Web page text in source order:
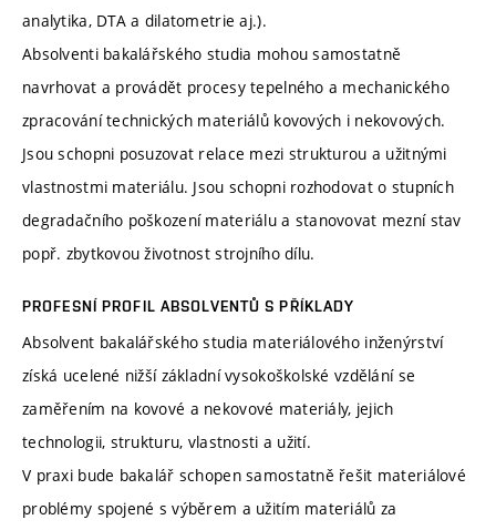
analytika, DTA a dilatometrie aj.).
Absolventi bakalářského studia mohou samostatně
navrhovat a provádět procesy tepelného a mechanického
zpracování technických materiálů kovových i nekovových.
Jsou schopni posuzovat relace mezi strukturou a užitnými
vlastnostmi materiálu. Jsou schopni rozhodovat o stupních
degradačního poškození materiálu a stanovovat mezní stav
popř. zbytkovou životnost strojního dílu.
PROFESNÍ PROFIL ABSOLVENTŮ S PŘÍKLADY
Absolvent bakalářského studia materiálového inženýrství
získá ucelené nižší základní vysokoškolské vzdělání se
zaměřením na kovové a nekovové materiály, jejich
technologii, strukturu, vlastnosti a užití.
V praxi bude bakalář schopen samostatně řešit materiálové
problémy spojené s výběrem a užitím materiálů za